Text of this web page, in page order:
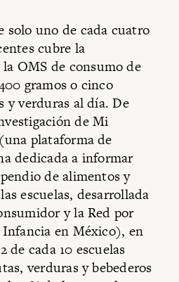
solo uno de cada cuatro
cubre la
la OMS de consumo de
gramos o cinco
y verduras al día. De
de Mi
plataforma de
dedicada a informar
de alimentos y
escuelas, desarrollada
y la Red por
en México), en
de cada 10 escuelas
verduras y bebederos